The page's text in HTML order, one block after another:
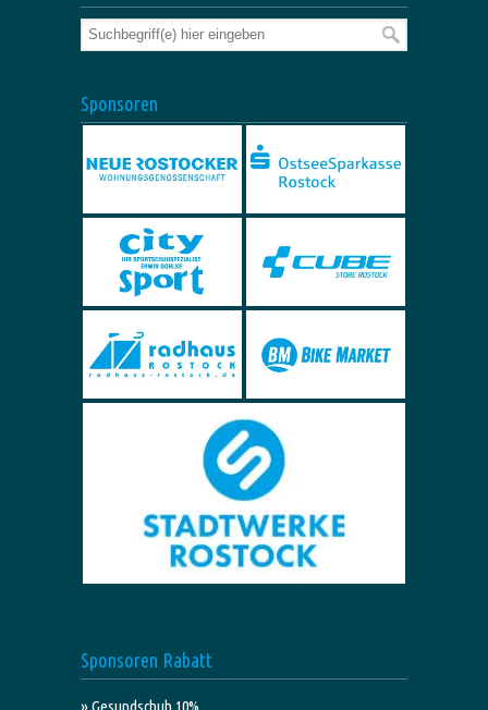
Sponsoren
Sponsoren Rabatt